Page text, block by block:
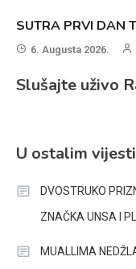
SUTRA PRVI DAN
6. Augusta 2026.
Slušajte uživo
U ostalim
DVOSTRUKO
ZNAČKA UNSA I
MUALLIMA